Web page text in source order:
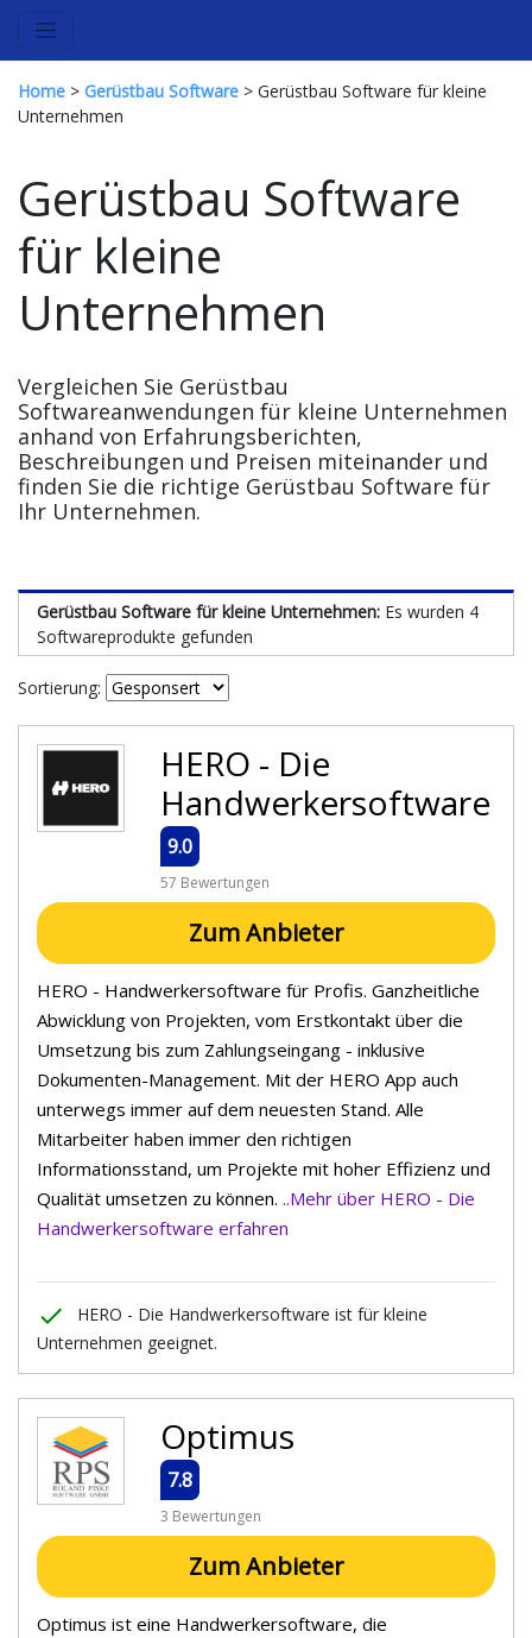
Home > Gerüstbau Software > Gerüstbau Software für kleine
Unternehmen
Gerüstbau Software
für kleine
Unternehmen
Vergleichen Sie Gerüstbau
Softwareanwendungen für kleine Unternehmen
anhand von Erfahrungsberichten,
Beschreibungen und Preisen miteinander und
finden Sie die richtige Gerüstbau Software für
Ihr Unternehmen.
Gerüstbau Software für kleine Unternehmen: Es wurden 4
Softwareprodukte gefunden
Sortierung:
HERO - Die
Handwerkersoftware
9.0
57 Bewertungen
Zum Anbieter
HERO - Handwerkersoftware für Profis. Ganzheitliche
Abwicklung von Projekten, vom Erstkontakt über die
Umsetzung bis zum Zahlungseingang - inklusive
Dokumenten-Management. Mit der HERO App auch
unterwegs immer auf dem neuesten Stand. Alle
Mitarbeiter haben immer den richtigen
Informationsstand, um Projekte mit hoher Effizienz und
Qualität umsetzen zu können. ..Mehr über HERO - Die
Handwerkersoftware erfahren
done
HERO - Die Handwerkersoftware ist für kleine
Unternehmen geeignet.
Optimus
7.8
3 Bewertungen
Zum Anbieter
Optimus ist eine Handwerkersoftware, die